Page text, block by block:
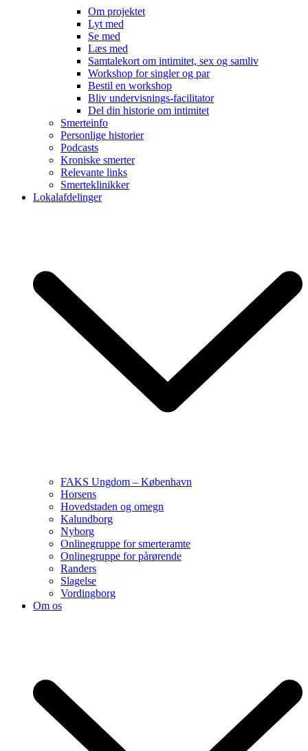
Om projektet
Lyt med
Se med
Læs med
Samtalekort om intimitet, sex og samliv
Workshop for singler og par
Bestil en workshop
Bliv undervisnings-facilitator
Del din historie om intimitet
Smerteinfo
Personlige historier
Podcasts
Kroniske smerter
Relevante links
Smerteklinikker
Lokalafdelinger
FAKS Ungdom – København
Horsens
Hovedstaden og omegn
Kalundborg
Nyborg
Onlinegruppe for smerteramte
Onlinegruppe for pårørende
Randers
Slagelse
Vordingborg
Om os